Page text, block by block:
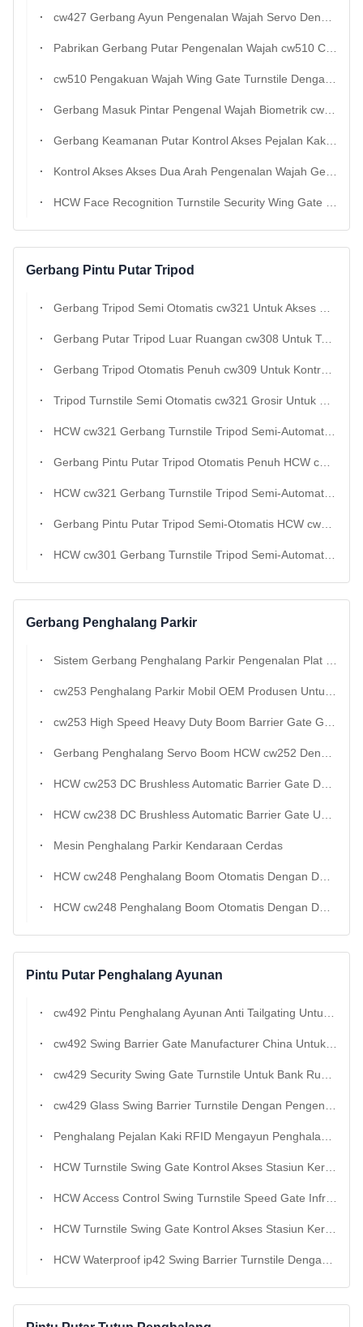
cw427 Gerbang Ayun Pengenalan Wajah Servo Dengan Kontrol Anti-Tabrakan
Pabrikan Gerbang Putar Pengenalan Wajah cw510 China Untuk Kontrol Akses Cerdas
cw510 Pengakuan Wajah Wing Gate Turnstile Dengan 304 Stainless Steel
Gerbang Masuk Pintar Pengenal Wajah Biometrik cw510 Untuk Pesanan Massal
Gerbang Keamanan Putar Kontrol Akses Pejalan Kaki HCW 304ss ip42 Dengan Pengenalan Wajah
Kontrol Akses Akses Dua Arah Pengenalan Wajah Gerbang Pintu Putar Setengah Tinggi
HCW Face Recognition Turnstile Security Wing Gate Dengan 304 Stainless Steel ip42 Rating Dan 40w DC Brushless Motor Untuk Kontrol Akses Pejalan Kaki
Gerbang Pintu Putar Tripod
Gerbang Tripod Semi Otomatis cw321 Untuk Akses Pabrik Dan Lokasi Konstruksi
Gerbang Putar Tripod Luar Ruangan cw308 Untuk Taman Hiburan Dan Proyek Ekspor
Gerbang Tripod Otomatis Penuh cw309 Untuk Kontrol Akses Stadion Dan Luar Ruangan
Tripod Turnstile Semi Otomatis cw321 Grosir Untuk Pintu Masuk Pabrik Dan Sekolah
HCW cw321 Gerbang Turnstile Tripod Semi-Automatik Untuk Kontrol Akses Pejalan Kaki
Gerbang Pintu Putar Tripod Otomatis Penuh HCW cw309 Untuk Kontrol Akses Pejalan Kaki
HCW cw321 Gerbang Turnstile Tripod Semi-Automatik Untuk Kontrol Akses Pejalan Kaki
Gerbang Pintu Putar Tripod Semi-Otomatis HCW cw308 Untuk Kontrol Akses Pejalan Kaki
HCW cw301 Gerbang Turnstile Tripod Semi-Automatik Untuk Kontrol Akses Pejalan Kaki
Gerbang Penghalang Parkir
Sistem Gerbang Penghalang Parkir Pengenalan Plat Nomor cw252
cw253 Penghalang Parkir Mobil OEM Produsen Untuk Tol Dan Pintu Masuk Keamanan
cw253 High Speed Heavy Duty Boom Barrier Gate Grosir
Gerbang Penghalang Servo Boom HCW cw252 Dengan Kecepatan Dapat Disesuaikan 1,0-6s
HCW cw253 DC Brushless Automatic Barrier Gate Dengan LED Indicator Untuk Parking Lot Access Control
HCW cw238 DC Brushless Automatic Barrier Gate Untuk Parking Lot Access Control
Mesin Penghalang Parkir Kendaraan Cerdas
HCW cw248 Penghalang Boom Otomatis Dengan DC Servo Motor 150w ss304 Konstruksi Dan 1-6 Detik Kecepatan Disesuaikan
HCW cw248 Penghalang Boom Otomatis Dengan DC Servo Motor 150w ss304 Konstruksi Dan 1-6 Detik Kecepatan Disesuaikan
Pintu Putar Penghalang Ayunan
cw492 Pintu Penghalang Ayunan Anti Tailgating Untuk Museum Stasiun Metro Dan Resepsi Kantor
cw492 Swing Barrier Gate Manufacturer China Untuk Lobi Hotel Dan Kontrol Akses Pejalan Kaki
cw429 Security Swing Gate Turnstile Untuk Bank Rumah Sakit Dan Universitas Kampus Masuk
cw429 Glass Swing Barrier Turnstile Dengan Pengenalan Wajah Untuk Gedung Komersial
Penghalang Pejalan Kaki RFID Mengayun Penghalang Pintu Putar Access Control Cerdas
HCW Turnstile Swing Gate Kontrol Akses Stasiun Kereta Api Keamanan Pengakuan Wajah
HCW Access Control Swing Turnstile Speed Gate Infrared ss304 Keamanan Pengakuan Wajah Yang Dapat Disesuaikan
HCW Turnstile Swing Gate Kontrol Akses Stasiun Kereta Api Keamanan Pengakuan Wajah
HCW Waterproof ip42 Swing Barrier Turnstile Dengan 10mm Plexiglass Dan 30-40 Orang/Minut Throughput Untuk Pengendalian Akses Yang Aman